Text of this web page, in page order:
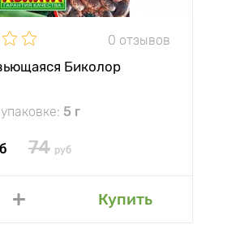
0 отзывов
Биколор
5 г
74 руб
Купить